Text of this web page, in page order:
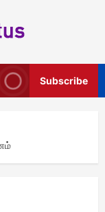
Subscribe